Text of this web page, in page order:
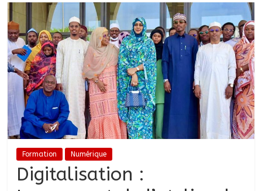
Formation Numérique
Digitalisation :